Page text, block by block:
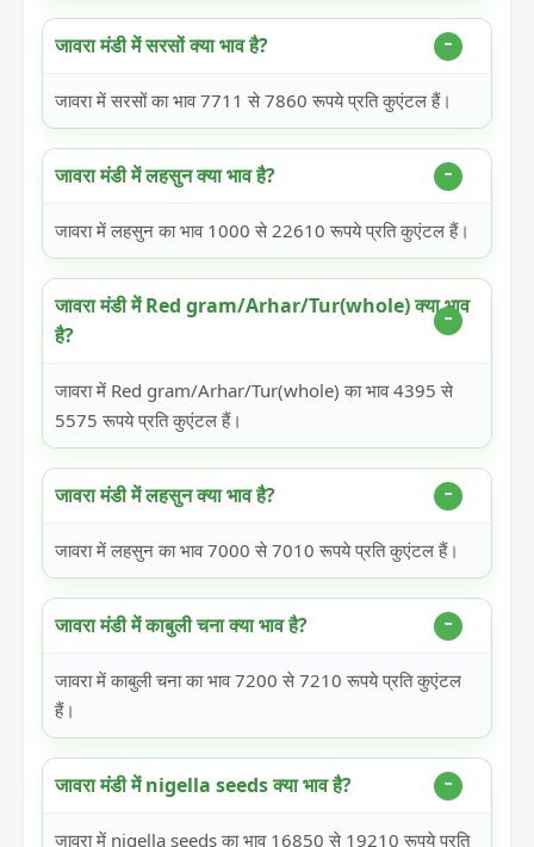
जावरा मंडी में सरसों क्या भाव है?
जावरा में सरसों का भाव 7711 से 7860 रूपये प्रति कुएंटल हैं।
जावरा मंडी में लहसुन क्या भाव है?
जावरा में लहसुन का भाव 1000 से 22610 रूपये प्रति कुएंटल हैं।
जावरा मंडी में Red gram/Arhar/Tur(whole) क्या भाव
है?
जावरा में Red gram/Arhar/Tur(whole) का भाव 4395 से
5575 रूपये प्रति कुएंटल हैं।
जावरा मंडी में लहसुन क्या भाव है?
जावरा में लहसुन का भाव 7000 से 7010 रूपये प्रति कुएंटल हैं।
जावरा मंडी में काबुली चना क्या भाव है?
जावरा में काबुली चना का भाव 7200 से 7210 रूपये प्रति कुएंटल
हैं।
जावरा मंडी में nigella seeds क्या भाव है?
जावरा में nigella seeds का भाव 16850 से 19210 रूपये प्रति